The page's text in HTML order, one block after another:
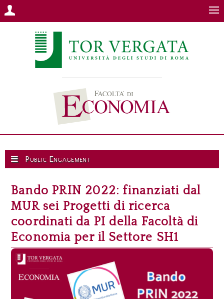
Bando PRIN 2022: finanziati dal
MUR sei Progetti di ricerca
coordinati da PI della Facoltà di
Economia per il Settore SH1
Public Engagement